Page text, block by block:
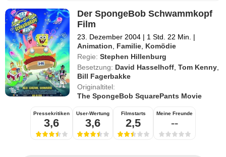
Der SpongeBob Schwammkopf
Film
23. Dezember 2004 | 1 Std. 22 Min. |
Animation
Familie Komödie
Regie: Stephen Hillenburg
Besetzung: David Hasselhoff ,Tom Kenny
Bill Fagerbakke
Originaltitel:
The SpongeBob SquarePants Movie
Pressekritiken
3,6
User-Wertung
3,6
Filmstarts
2,5
Meine Freunde
--